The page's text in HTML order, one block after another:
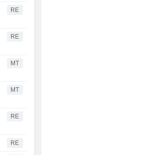
RE
RE
MT
MT
RE
RE